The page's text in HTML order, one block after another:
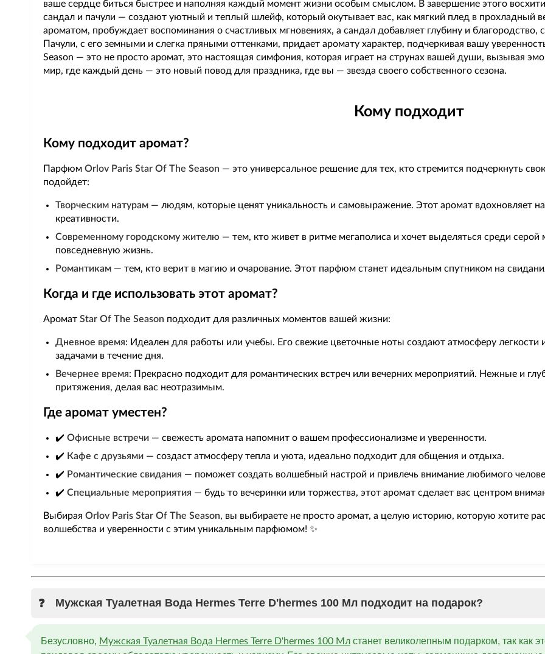
ваше сердце биться быстрее и наполняя каждый момент жизни особым смыслом. В завершение этого
сандал и пачули — создают уютный и теплый шлейф, который окутывает вас, как мягкий плед в прохладный
ароматом, пробуждает воспоминания о счастливых мгновениях, а сандал добавляет глубину и благородство,
Пачули, с его земными и слегка пряными оттенками, придает аромату характер, подчеркивая вашу
Season — это не просто аромат, это настоящая симфония, которая играет на струнах вашей души, вызывая
мир, где каждый день — это новый повод для праздника, где вы — звезда своего собственного сезона.
Кому подходит
Кому подходит аромат?
Парфюм Orlov Paris Star Of The Season — это универсальное решение для тех, кто стремится подчеркнуть
подойдет:
Творческим натурам — людям, которые ценят уникальность и самовыражение. Этот аромат вдохновляет
креативности.
Современному городскому жителю — тем, кто живет в ритме мегаполиса и хочет выделяться среди серой
повседневную жизнь.
Романтикам — тем, кто верит в магию и очарование. Этот парфюм станет идеальным спутником на
Когда и где использовать этот аромат?
Аромат Star Of The Season подходит для различных моментов вашей жизни:
Дневное время: Идеален для работы или учебы. Его свежие цветочные ноты создают атмосферу легкости
задачами в течение дня.
Вечернее время: Прекрасно подходит для романтических встреч или вечерних мероприятий. Нежные и
притяжения, делая вас неотразимым.
Где аромат уместен?
✔️ Офисные встречи — свежесть аромата напомнит о вашем профессионализме и уверенности.
✔️ Кафе с друзьями — создаст атмосферу тепла и уюта, идеально подходит для общения и отдыха.
✔️ Романтические свидания — поможет создать волшебный настрой и привлечь внимание любимого
✔️ Специальные мероприятия — будь то вечеринки или торжества, этот аромат сделает вас центром
Выбирая Orlov Paris Star Of The Season, вы выбираете не просто аромат, а целую историю, которую хотите
волшебства и уверенности с этим уникальным парфюмом! ✨
Мужская Туалетная Вода Hermes Terre D'hermes 100 Мл подходит на подарок?
Безусловно, Мужская Туалетная Вода Hermes Terre D'hermes 100 Мл станет великолепным подарком, так как